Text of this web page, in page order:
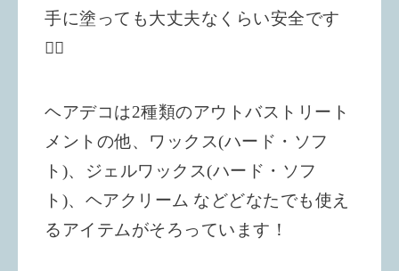
手に塗っても大丈夫なくらい安全です
🙆‍♀️
ヘアデコは2種類のアウトバストリート
メントの他、ワックス(ハード・ソフ
ト)、ジェルワックス(ハード・ソフ
ト)、ヘアクリーム などどなたでも使え
るアイテムがそろっています！